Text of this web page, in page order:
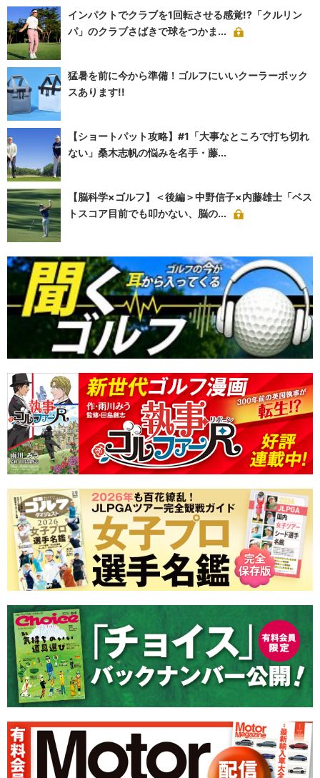
インパクトでクラブを1回転させる感覚!?「クルリン
パ」のクラブさばきで球をつかま...
猛暑を前に今から準備！ゴルフにいいクーラーボック
スあります!!
【ショートパット攻略】#1「大事なところで打ち切れ
ない」桑木志帆の悩みを名手・藤...
【脳科学×ゴルフ】＜後編＞中野信子×内藤雄士「ベス
トスコア目前でも叩かない、脳の...